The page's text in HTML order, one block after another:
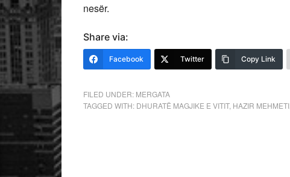
nesër.
Share via:
Facebook Twitter Copy Link
FILED UNDER: MERGATA
TAGGED WITH: DHURATË MAGJIKE E VITIT, HAZIR MEHMETI